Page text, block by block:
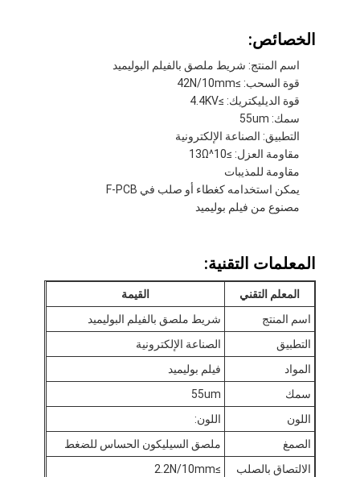
معلومات عنا
جولة في المعمل
مراقبة الجودة
اتصل بنا
شريط عازل مقاوم للحرارة
شريط لاصق من القماش الزجاجي
شريط لاصق فيلم بوليميد
شريط لاصق رقائق الألومنيوم
شريط من القماش الزجاجي المصنوع من رقائق الألومنيوم
الخصائص:
اسم المنتج: شريط ملصق بالفيلم البوليميد
قوة السحب: ≥42N/10mm
قوة الديليكتريك: ≥4.4KV
سمك: 55um
التطبيق: الصناعة الإلكترونية
مقاومة العزل: ≥10^13Ω
مقاومة للمذيبات
يمكن استخدامه كغطاء أو صلب في F-PCB
مصنوع من فيلم بوليميد
المعلمات التقنية:
المعلم التقني
القيمة
اسم المنتج
شريط ملصق بالفيلم البوليميد
التطبيق
الصناعة الإلكترونية
المواد
فيلم بوليميد
سمك
55um
اللون
اللون:
الصمغ
ملصق السيليكون الحساس للضغط
الالتصاق بالصلب
≥2.2N/10mm